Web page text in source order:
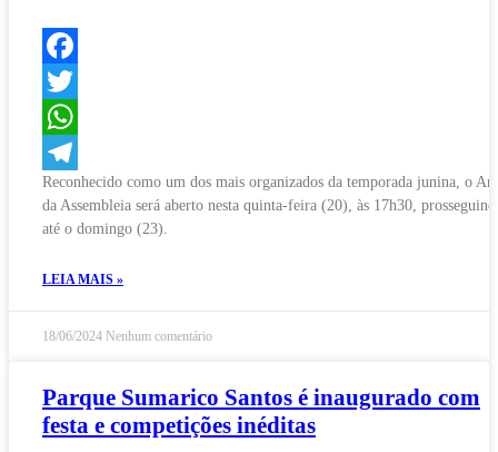
Facebook
Twitter
WhatsApp
Telegram
Reconhecido como um dos mais organizados da temporada junina, o
da Assembleia será aberto nesta quinta-feira (20), às 17h30,
até o domingo (23).
LEIA MAIS »
18/06/2024 Nenhum comentário
Parque Sumarico Santos é inaugurado com
festa e competições inéditas